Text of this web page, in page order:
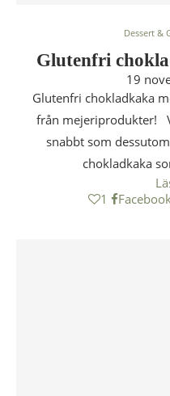
Dessert &
Glutenfri
19
Glutenfri chokladkaka
från mejeriprodukter!
snabbt som
chokladkaka
1